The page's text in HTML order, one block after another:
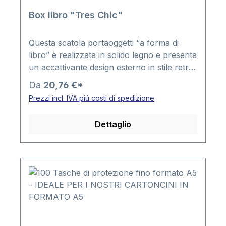
Box libro "Tres Chic"
Questa scatola portaoggetti “a forma di
libro” è realizzata in solido legno e presenta
un accattivante design esterno in stile retrò
con un motivo moresco. Ideale per riporre
e conservare ogni genere di piccoli oggetti.
Queste scatole in legno di alta qualità
integrano con discrezione nella libreria –
perfette per nascondere gioielli, denaro,
scatola può quindi essere semplicemente
collocata sulla libreria. Ogni scatola è
rivestita internamente in velluto, ha una
struttura robusta e si chiude con un
Da 20,76 €*
Prezzi incl. IVA piú costi di spedizione
Dettaglio